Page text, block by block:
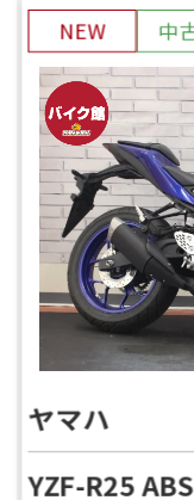
NEW 中
ヤマハ
YZF-R25